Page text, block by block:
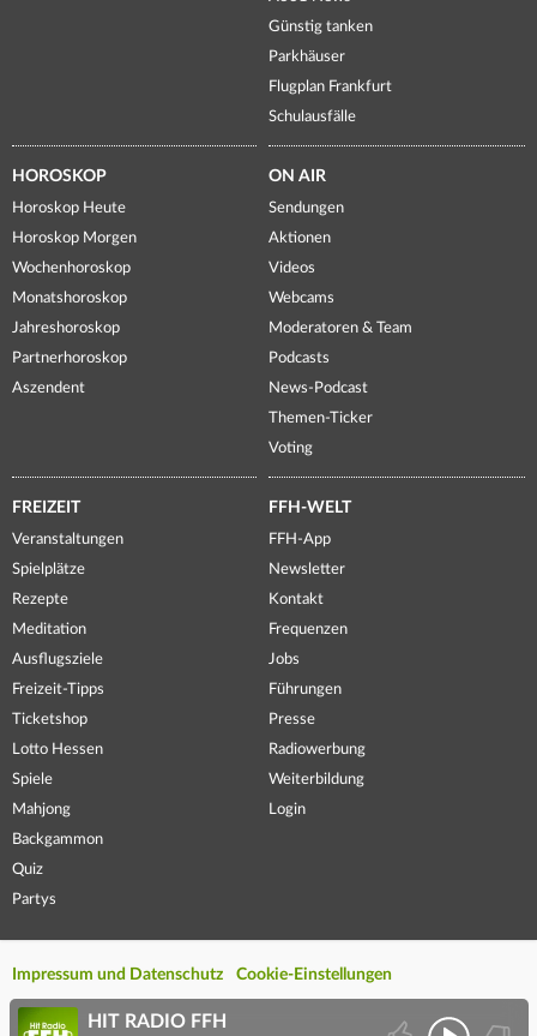
Günstig tanken
Parkhäuser
Flugplan Frankfurt
Schulausfälle
HOROSKOP
Horoskop Heute
Horoskop Morgen
Wochenhoroskop
Monatshoroskop
Jahreshoroskop
Partnerhoroskop
Aszendent
ON AIR
Sendungen
Aktionen
Videos
Webcams
Moderatoren & Team
Podcasts
News-Podcast
Themen-Ticker
Voting
FREIZEIT
Veranstaltungen
Spielplätze
Rezepte
Meditation
Ausflugsziele
Freizeit-Tipps
Ticketshop
Lotto Hessen
Spiele
Mahjong
Backgammon
Quiz
Partys
FFH-WELT
FFH-App
Newsletter
Kontakt
Frequenzen
Jobs
Führungen
Presse
Radiowerbung
Weiterbildung
Login
Impressum und Datenschutz Cookie-Einstellungen
HIT RADIO FFH